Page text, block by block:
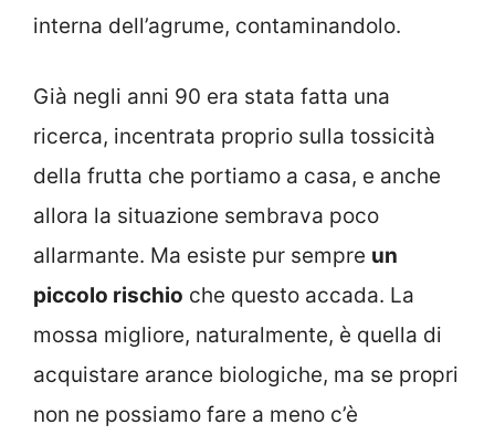
interna dell’agrume, contaminandolo.
Già negli anni 90 era stata fatta una
ricerca, incentrata proprio sulla tossicità
della frutta che portiamo a casa, e anche
allora la situazione sembrava poco
allarmante. Ma esiste pur sempre un
piccolo rischio che questo accada. La
mossa migliore, naturalmente, è quella di
acquistare arance biologiche, ma se propri
non ne possiamo fare a meno c’è